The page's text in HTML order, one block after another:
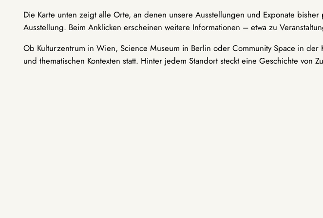
Die Karte unten zeigt alle Orte, an denen unsere Ausstellungen und Exponate
Ausstellung. Beim Anklicken erscheinen weitere Informationen – etwa zu
Ob Kulturzentrum in Wien, Science Museum in Berlin oder Community Space in
und thematischen Kontexten statt. Hinter jedem Standort steckt eine Geschichte von